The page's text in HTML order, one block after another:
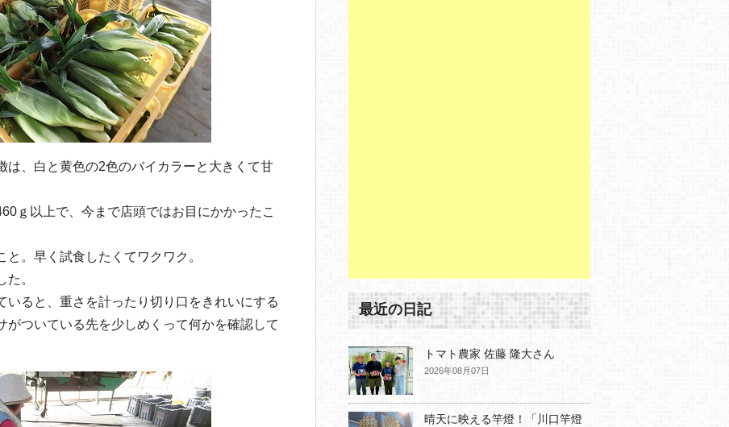
は、白と黄色の2色のバイカラーと大きくて甘
ｇ以上で、今まで店頭ではお目にかかったこ
。早く試食したくてワクワク。
。
いると、重さを計ったり切り口をきれいにする
がついている先を少しめくって何かを確認して
最近の日記
トマト農家 佐藤 隆大さん
2026年08月07日
晴天に映える竿燈！「川口竿燈